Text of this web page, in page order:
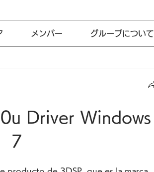
メンバー グループについて
Driver Windows
7